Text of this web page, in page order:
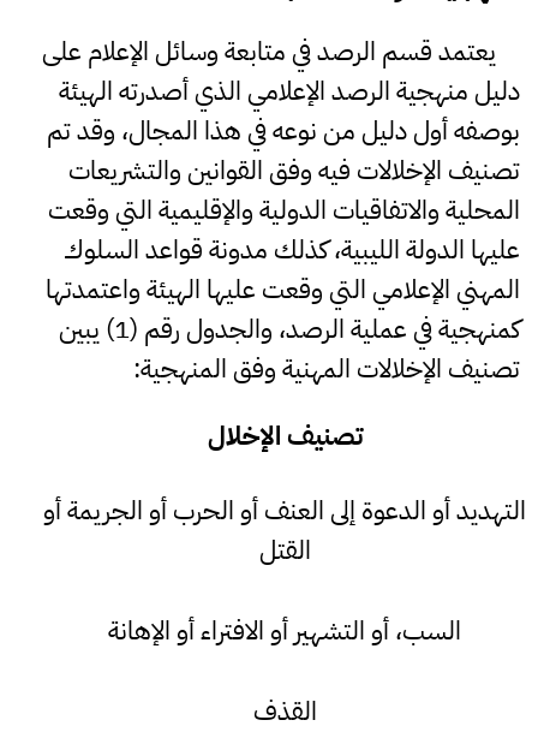
يعتمد قسم الرصد في متابعة وسائل الإعلام على
دليل منهجية الرصد الإعلامي الذي أصدرته الهيئة
بوصفه أول دليل من نوعه في هذا المجال، وقد تم
تصنيف الإخلالات فيه وفق القوانين والتشريعات
المحلية والاتفاقيات الدولية والإقليمية التي وقعت
عليها الدولة الليبية، كذلك مدونة قواعد السلوك
المهني الإعلامي التي وقعت عليها الهيئة واعتمدتها
كمنهجية في عملية الرصد، والجدول رقم (1) يبين
تصنيف الإخلالات المهنية وفق المنهجية:
تصنيف الإخلال
التهديد أو الدعوة إلى العنف أو الحرب أو الجريمة أو
القتل
السب، أو التشهير أو الافتراء أو الإهانة
القذف